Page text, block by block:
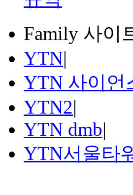
Family 사이
YTN|
YTN 사이언
YTN2|
YTN dmb|
YTN서울타